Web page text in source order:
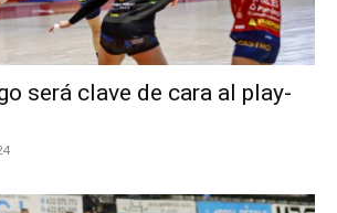
será clave de cara al play-